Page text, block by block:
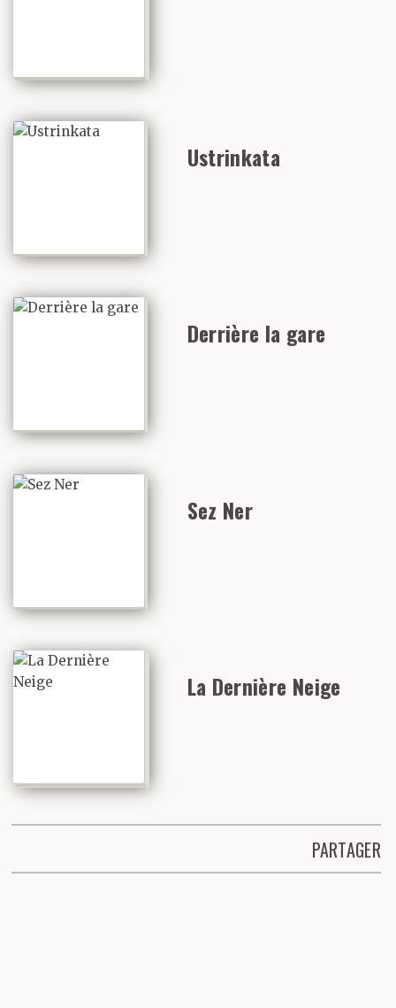
Ustrinkata
Derrière la gare
Sez Ner
La Dernière Neige
PARTAGER